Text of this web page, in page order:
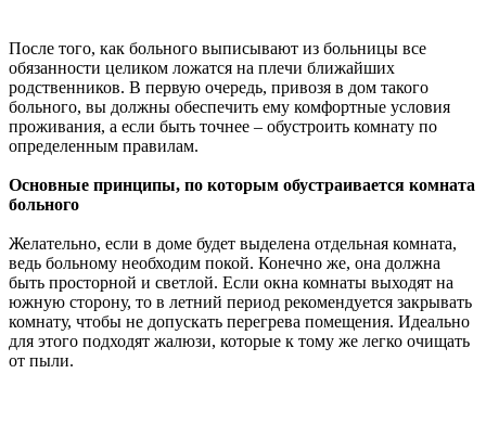
После того, как больного выписывают из больницы все
обязанности целиком ложатся на плечи ближайших
родственников. В первую очередь, привозя в дом такого
больного, вы должны обеспечить ему комфортные условия
проживания, а если быть точнее – обустроить комнату по
определенным правилам.
Основные принципы, по которым обустраивается комната
больного
Желательно, если в доме будет выделена отдельная комната,
ведь больному необходим покой. Конечно же, она должна
быть просторной и светлой. Если окна комнаты выходят на
южную сторону, то в летний период рекомендуется закрывать
комнату, чтобы не допускать перегрева помещения. Идеально
для этого подходят жалюзи, которые к тому же легко очищать
от пыли.